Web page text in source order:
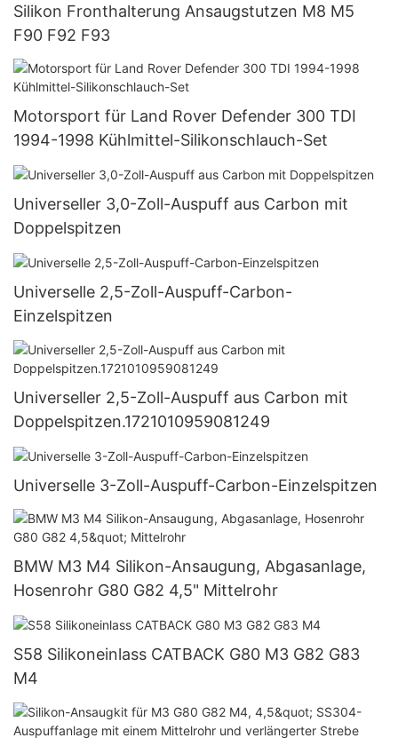
Silikon Fronthalterung Ansaugstutzen M8 M5
F90 F92 F93
Motorsport für Land Rover Defender 300 TDI
1994-1998 Kühlmittel-Silikonschlauch-Set
Universeller 3,0-Zoll-Auspuff aus Carbon mit
Doppelspitzen
Universelle 2,5-Zoll-Auspuff-Carbon-
Einzelspitzen
Universeller 2,5-Zoll-Auspuff aus Carbon mit
Doppelspitzen.1721010959081249
Universelle 3-Zoll-Auspuff-Carbon-Einzelspitzen
BMW M3 M4 Silikon-Ansaugung, Abgasanlage,
Hosenrohr G80 G82 4,5" Mittelrohr
S58 Silikoneinlass CATBACK G80 M3 G82 G83
M4